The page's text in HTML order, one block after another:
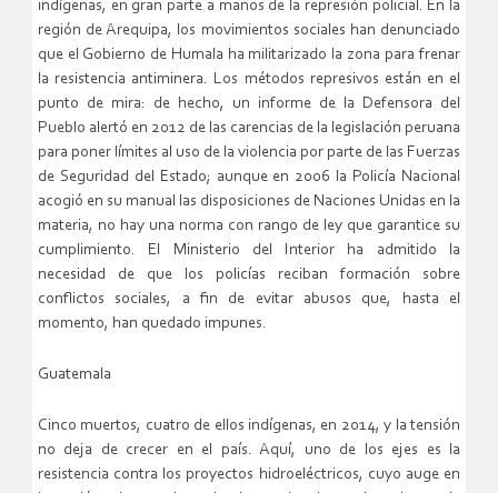
indígenas, en gran parte a manos de la represión policial. En la
región de Arequipa, los movimientos sociales han denunciado
que el Gobierno de Humala ha militarizado la zona para frenar
la resistencia antiminera. Los métodos represivos están en el
punto de mira: de hecho, un informe de la Defensora del
Pueblo alertó en 2012 de las carencias de la legislación peruana
para poner límites al uso de la violencia por parte de las Fuerzas
de Seguridad del Estado; aunque en 2006 la Policía Nacional
acogió en su manual las disposiciones de Naciones Unidas en la
materia, no hay una norma con rango de ley que garantice su
cumplimiento. El Ministerio del Interior ha admitido la
necesidad de que los policías reciban formación sobre
conflictos sociales, a fin de evitar abusos que, hasta el
momento, han quedado impunes.
Guatemala
Cinco muertos, cuatro de ellos indígenas, en 2014, y la tensión
no deja de crecer en el país. Aquí, uno de los ejes es la
resistencia contra los proyectos hidroeléctricos, cuyo auge en